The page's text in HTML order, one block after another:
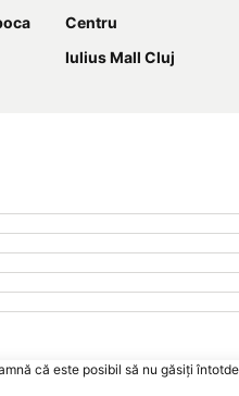
Centru
Iulius Mall Cluj
că este posibil să nu găsiți